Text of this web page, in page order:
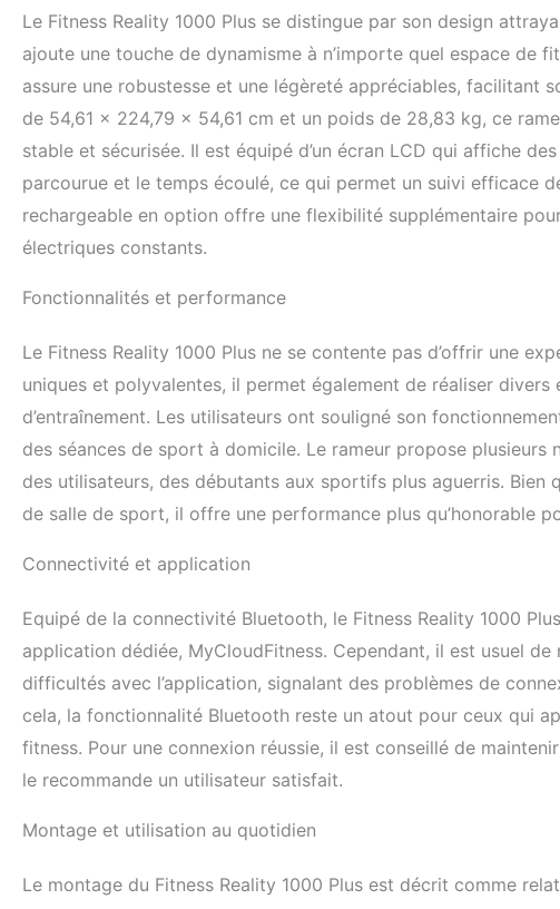
bras, biceps, triceps,
supplémentaires. Les
brevet permettent des
verticales, des rangées
Le Fitness Reality 1000 Plus se distingue par son design
ajoute une touche de dynamisme à n’importe quel espace de
assure une robustesse et une légèreté appréciables, facilitant
de 54,61 x 224,79 x 54,61 cm et un poids de 28,83 kg, ce
stable et sécurisée. Il est équipé d’un écran LCD qui affiche
parcourue et le temps écoulé, ce qui permet un suivi efficace
rechargeable en option offre une flexibilité supplémentaire
électriques constants.
Fonctionnalités et performance
Le Fitness Reality 1000 Plus ne se contente pas d’offrir une
uniques et polyvalentes, il permet également de réaliser
d’entraînement. Les utilisateurs ont souligné son
des séances de sport à domicile. Le rameur propose plusieurs
des utilisateurs, des débutants aux sportifs plus aguerris. Bien
de salle de sport, il offre une performance plus qu’honorable
Connectivité et application
Equipé de la connectivité Bluetooth, le Fitness Reality 1000
application dédiée, MyCloudFitness. Cependant, il est usuel
difficultés avec l’application, signalant des problèmes de
cela, la fonctionnalité Bluetooth reste un atout pour ceux qui
fitness. Pour une connexion réussie, il est conseillé de
le recommande un utilisateur satisfait.
Montage et utilisation au quotidien
Le montage du Fitness Reality 1000 Plus est décrit comme